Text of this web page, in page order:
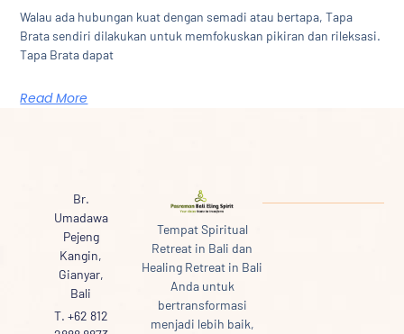
Walau ada hubungan kuat dengan semadi atau bertapa, Tapa
Brata sendiri dilakukan untuk memfokuskan pikiran dan rileksasi.
Tapa Brata dapat
Read More
Tempat Spiritual
Retreat in Bali dan
Healing Retreat in Bali
Anda untuk
bertransformasi
menjadi lebih baik,
Br.
Umadawa
Pejeng
Kangin,
Gianyar,
Bali
T. +62 812